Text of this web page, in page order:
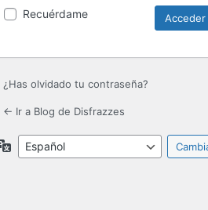
Recuérdame
¿Has olvidado tu contraseña?
← Ir a Blog de Disfrazzes
Idioma